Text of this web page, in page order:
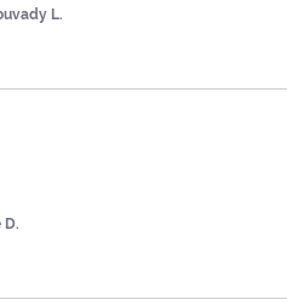
L.
D.